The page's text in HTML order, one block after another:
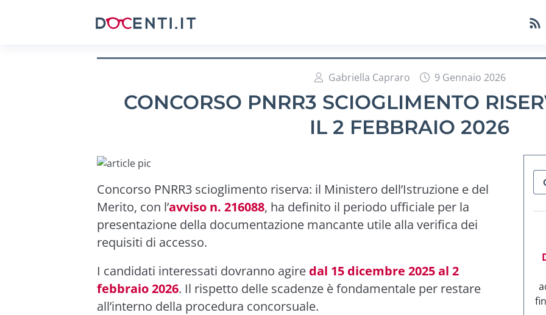
Gabriella Capraro 9 Gennaio 2026
CONCORSO PNRR3 SCIOGLIMENTO
IL 2 FEBBRAIO 2026
Concorso PNRR3 scioglimento riserva: il Ministero dell’Istruzione e del
Merito, con l’avviso n. 216088, ha definito il periodo ufficiale per la
presentazione della documentazione mancante utile alla verifica dei
requisiti di accesso.
I candidati interessati dovranno agire dal 15 dicembre 2025 al 2
febbraio 2026. Il rispetto delle scadenze è fondamentale per restare
all’interno della procedura concorsuale.